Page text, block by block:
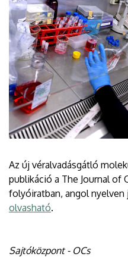
Az új véralvadásgátló
publikáció a The Journal of
folyóiratban, angol
olvasható.
Sajtóközpont - OCs